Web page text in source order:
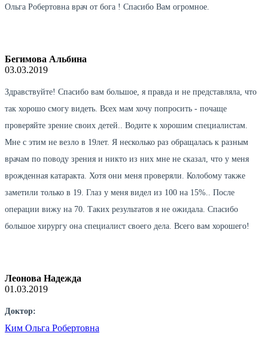
Ольга Робертовна врач от бога ! Спасибо Вам огромное.
Бегимова Альбина
03.03.2019
Здравствуйте! Спасибо вам большое, я правда и не представляла, что
так хорошо смогу видеть. Всех мам хочу попросить - почаще
проверяйте зрение своих детей.. Водите к хорошим специалистам.
Мне с этим не везло в 19лет. Я несколько раз обращалась к разным
врачам по поводу зрения и никто из них мне не сказал, что у меня
врожденная катаракта. Хотя они меня проверяли. Колобому также
заметили только в 19. Глаз у меня видел из 100 на 15%.. После
операции вижу на 70. Таких результатов я не ожидала. Спасибо
большое хирургу она специалист своего дела. Всего вам хорошего!
Леонова Надежда
01.03.2019
Доктор:
Ким Ольга Робертовна